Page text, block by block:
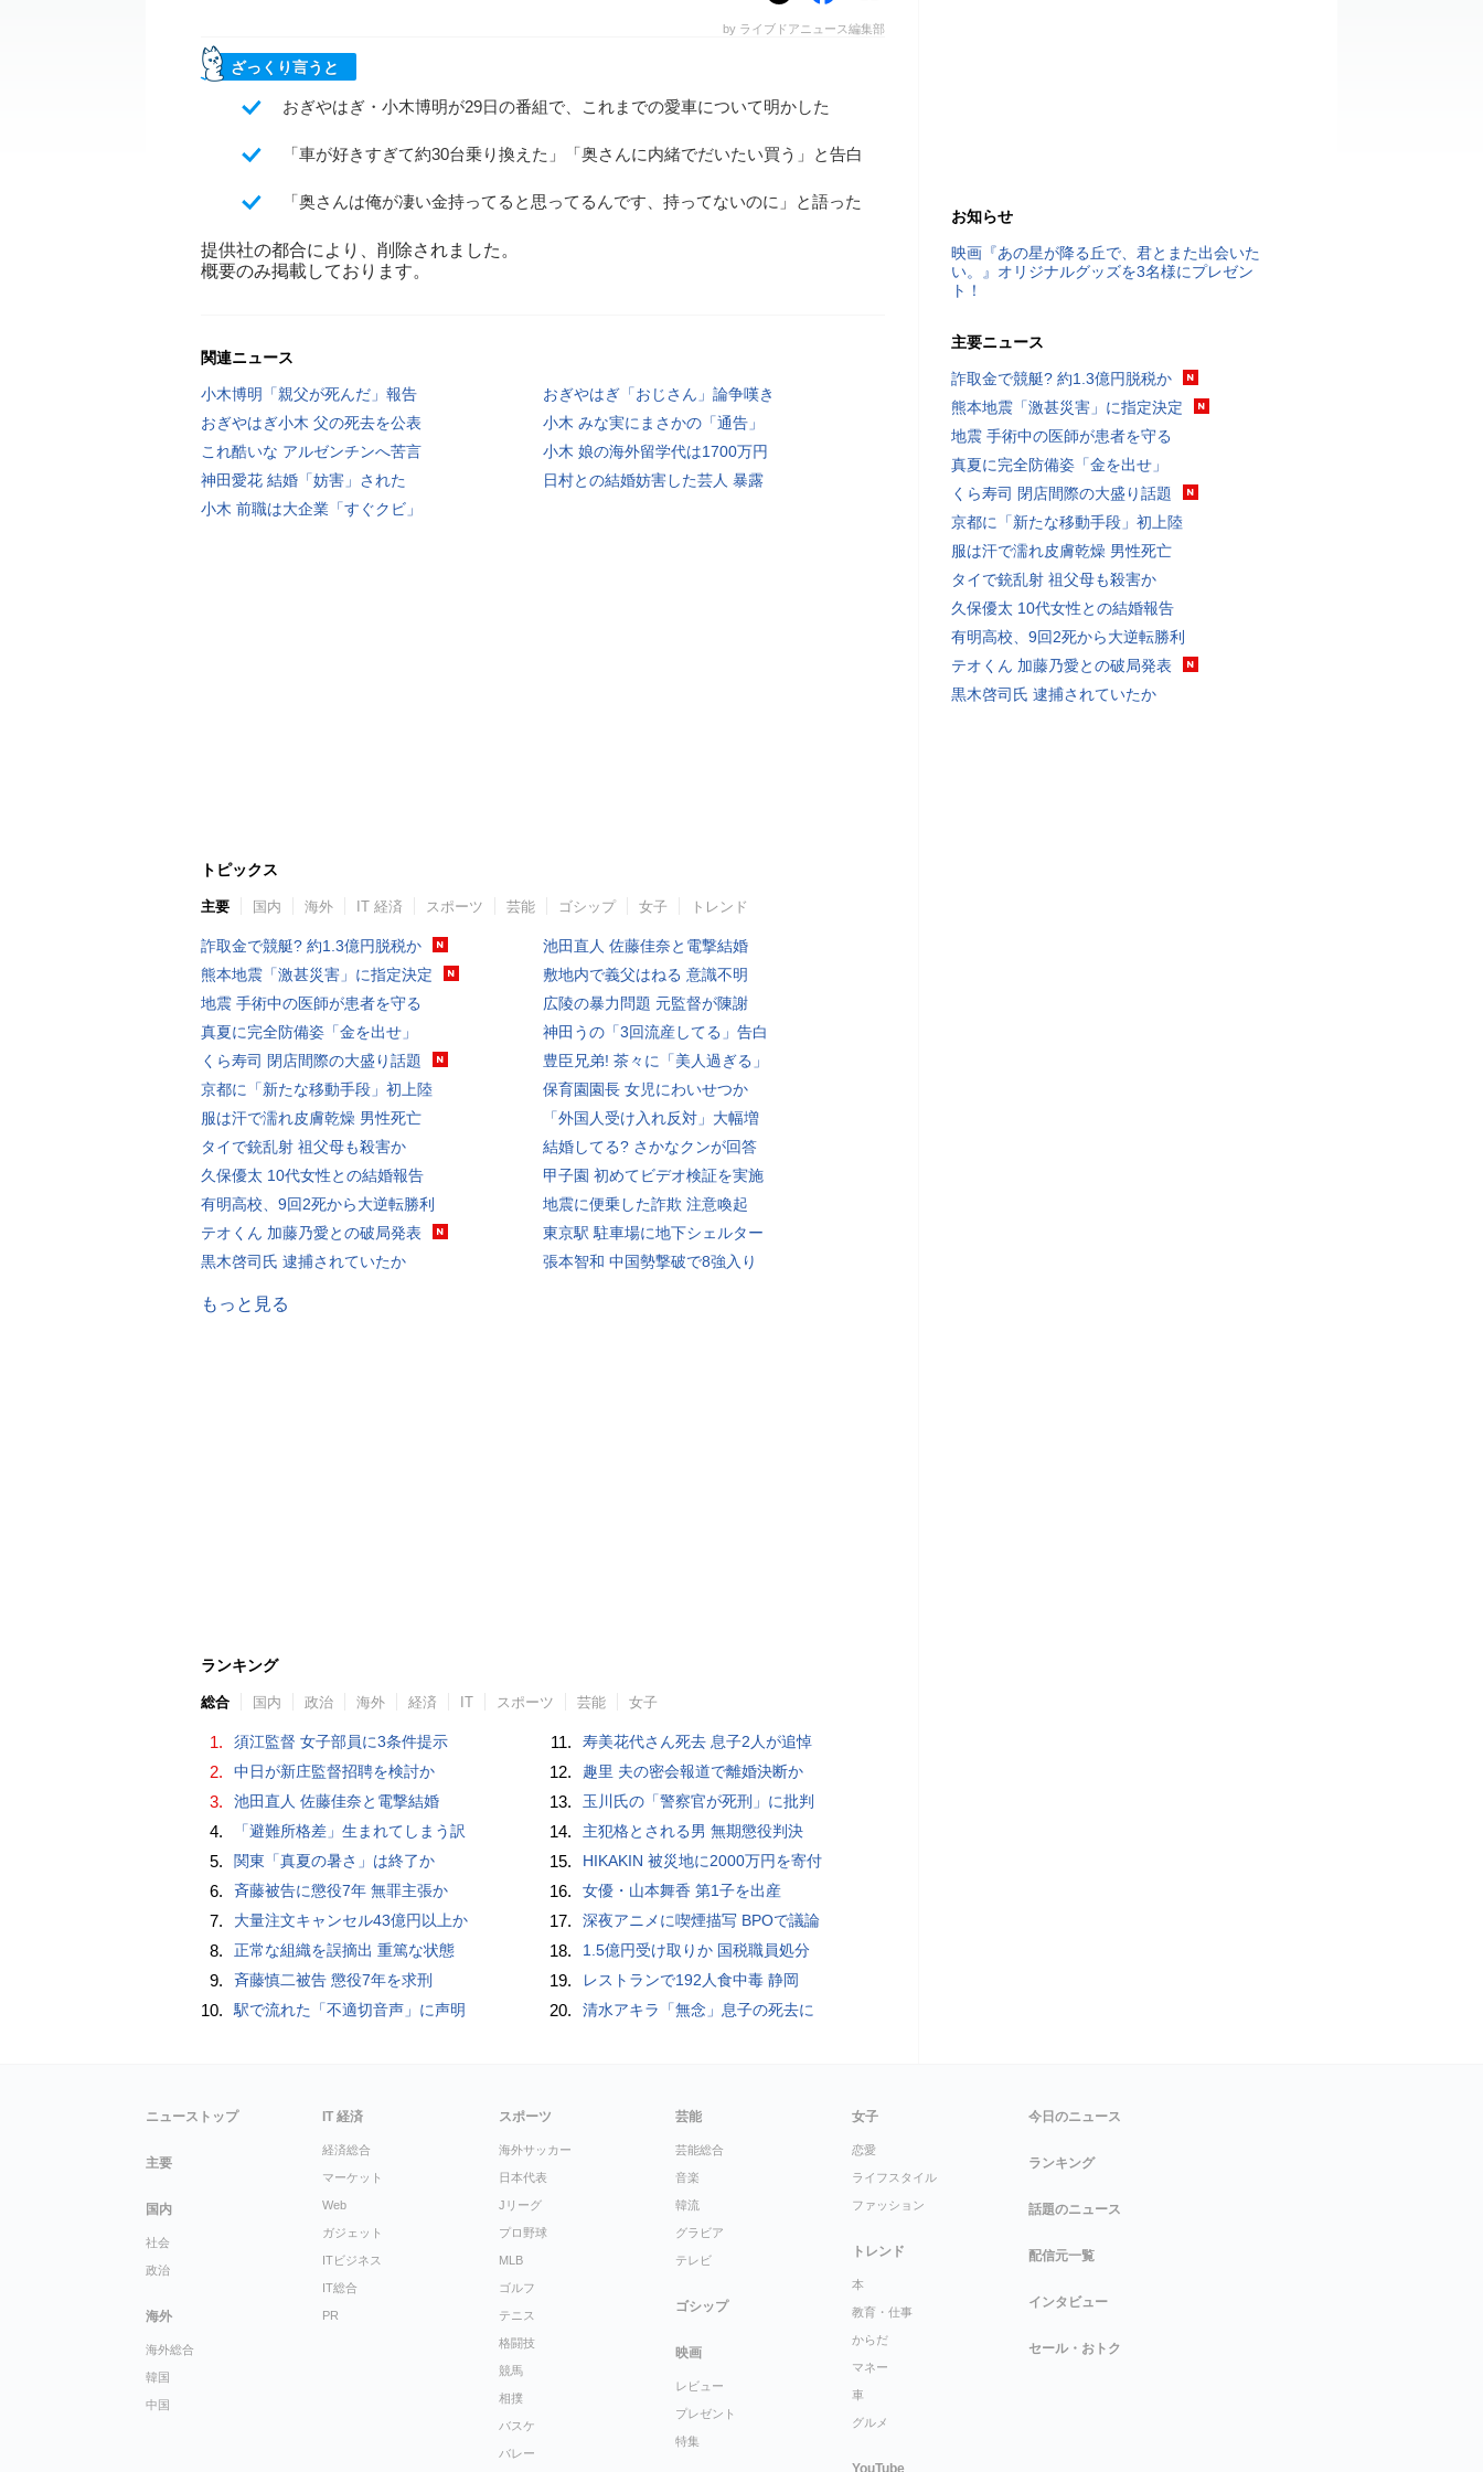
by ライブドアニュース編集部
ざっくり言うと
おぎやはぎ・小木博明が29日の番組で、これまでの愛車について明かした
「車が好きすぎて約30台乗り換えた」「奥さんに内緒でだいたい買う」と告白
「奥さんは俺が凄い金持ってると思ってるんです、持ってないのに」と語った
提供社の都合により、削除されました。
概要のみ掲載しております。
関連ニュース
小木博明「親父が死んだ」報告
おぎやはぎ「おじさん」論争嘆き
おぎやはぎ小木 父の死去を公表
小木 みな実にまさかの「通告」
これ酷いな アルゼンチンへ苦言
小木 娘の海外留学代は1700万円
神田愛花 結婚「妨害」された
日村との結婚妨害した芸人 暴露
小木 前職は大企業「すぐクビ」
トピックス
主要 国内 海外 IT 経済 スポーツ 芸能 ゴシップ 女子 トレンド
詐取金で競艇? 約1.3億円脱税か
熊本地震「激甚災害」に指定決定
地震 手術中の医師が患者を守る
真夏に完全防備姿「金を出せ」
くら寿司 閉店間際の大盛り話題
京都に「新たな移動手段」初上陸
服は汗で濡れ皮膚乾燥 男性死亡
タイで銃乱射 祖父母も殺害か
久保優太 10代女性との結婚報告
有明高校、9回2死から大逆転勝利
テオくん 加藤乃愛との破局発表
黒木啓司氏 逮捕されていたか
池田直人 佐藤佳奈と電撃結婚
敷地内で義父はねる 意識不明
広陵の暴力問題 元監督が陳謝
神田うの「3回流産してる」告白
豊臣兄弟! 茶々に「美人過ぎる」
保育園園長 女児にわいせつか
「外国人受け入れ反対」大幅増
結婚してる? さかなクンが回答
甲子園 初めてビデオ検証を実施
地震に便乗した詐欺 注意喚起
東京駅 駐車場に地下シェルター
張本智和 中国勢撃破で8強入り
もっと見る
ランキング
総合 国内 政治 海外 経済 IT スポーツ 芸能 女子
1. 須江監督 女子部員に3条件提示
2. 中日が新庄監督招聘を検討か
3. 池田直人 佐藤佳奈と電撃結婚
4. 「避難所格差」生まれてしまう訳
5. 関東「真夏の暑さ」は終了か
6. 斉藤被告に懲役7年 無罪主張か
7. 大量注文キャンセル43億円以上か
8. 正常な組織を誤摘出 重篤な状態
9. 斉藤慎二被告 懲役7年を求刑
10. 駅で流れた「不適切音声」に声明
11. 寿美花代さん死去 息子2人が追悼
12. 趣里 夫の密会報道で離婚決断か
13. 玉川氏の「警察官が死刑」に批判
14. 主犯格とされる男 無期懲役判決
15. HIKAKIN 被災地に2000万円を寄付
16. 女優・山本舞香 第1子を出産
17. 深夜アニメに喫煙描写 BPOで議論
18. 1.5億円受け取りか 国税職員処分
19. レストランで192人食中毒 静岡
20. 清水アキラ「無念」息子の死去に
お知らせ
映画『あの星が降る丘で、君とまた出会いた
い。』オリジナルグッズを3名様にプレゼン
ト！
主要ニュース
詐取金で競艇? 約1.3億円脱税か
熊本地震「激甚災害」に指定決定
地震 手術中の医師が患者を守る
真夏に完全防備姿「金を出せ」
くら寿司 閉店間際の大盛り話題
京都に「新たな移動手段」初上陸
服は汗で濡れ皮膚乾燥 男性死亡
タイで銃乱射 祖父母も殺害か
久保優太 10代女性との結婚報告
有明高校、9回2死から大逆転勝利
テオくん 加藤乃愛との破局発表
黒木啓司氏 逮捕されていたか
ニューストップ
主要
国内
社会
政治
海外
海外総合
韓国
中国
IT 経済
経済総合
マーケット
Web
ガジェット
ITビジネス
IT総合
PR
スポーツ
海外サッカー
日本代表
Jリーグ
プロ野球
MLB
ゴルフ
テニス
格闘技
競馬
相撲
バスケ
バレー
芸能
芸能総合
音楽
韓流
グラビア
テレビ
ゴシップ
映画
レビュー
プレゼント
特集
女子
恋愛
ライフスタイル
ファッション
トレンド
本
教育・仕事
からだ
マネー
車
グルメ
YouTube
今日のニュース
ランキング
話題のニュース
配信元一覧
インタビュー
セール・おトク